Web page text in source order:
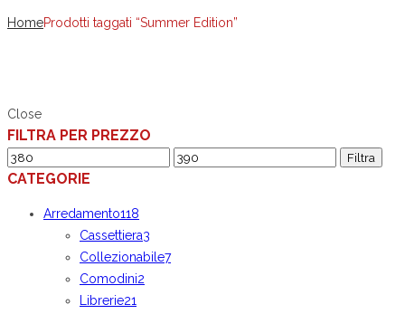
HomeProdotti taggati “Summer Edition”
Close
FILTRA PER PREZZO
Prezzo
Min
Prezzo
Filtra
CATEGORIE
Arredamento118
Cassettiera3
Collezionabile7
Comodini2
Librerie21